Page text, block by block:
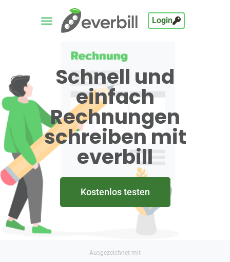
Login
Schnell und
einfach
Rechnungen
schreiben mit
everbill
Kostenlos testen
Ausgezeichnet mit